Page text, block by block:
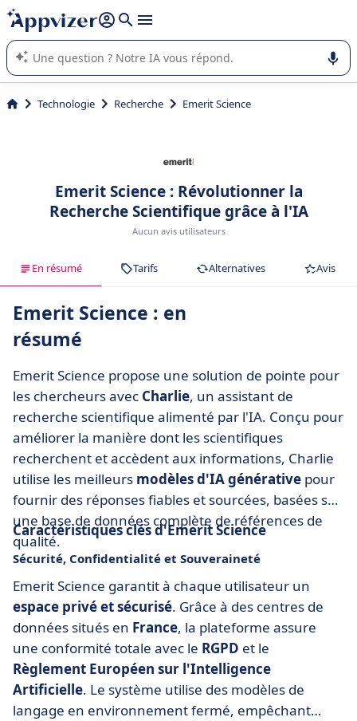
répondre (plusieurs lignes avec
L'IA de Appvizer vous guide dans l'utilisation ou la sélection de
logiciel SaaS en entreprise.
Technologie Recherche Emerit Science
Emerit Science : Révolutionner la
Recherche Scientifique grâce à l'IA
Aucun avis utilisateurs
En résumé Tarifs Alternatives Avis
Emerit Science : en
résumé
Emerit Science propose une solution de pointe pour
les chercheurs avec Charlie, un assistant de
recherche scientifique alimenté par l'IA. Conçu pour
améliorer la manière dont les scientifiques
recherchent et accèdent aux informations, Charlie
utilise les meilleurs modèles d'IA générative pour
fournir des réponses fiables et sourcées, basées sur
une base de données complète de références de
qualité.
Caractéristiques clés d'Emerit Science
Sécurité, Confidentialité et Souveraineté
Emerit Science garantit à chaque utilisateur un
espace privé et sécurisé. Grâce à des centres de
données situés en France, la plateforme assure
une conformité totale avec le RGPD et le
Règlement Européen sur l'Intelligence
Artificielle. Le système utilise des modèles de
langage en environnement fermé, empêchant